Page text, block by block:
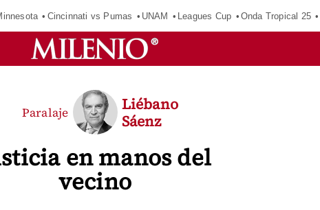
Cincinnati vs Pumas UNAM Leagues Cup Onda Tropical 25
en manos del
vecino
Paralaje
Liébano
Sáenz